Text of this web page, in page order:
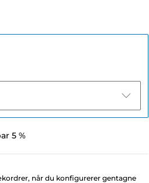
5 %
når du konfigurerer gentagne